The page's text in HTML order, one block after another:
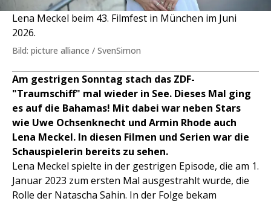
Lena Meckel beim 43. Filmfest in München im Juni
2026.
Bild: picture alliance / SvenSimon
Am gestrigen Sonntag stach das ZDF-
"Traumschiff" mal wieder in See. Dieses Mal ging
es auf die Bahamas! Mit dabei war neben Stars
wie Uwe Ochsenknecht und Armin Rhode auch
Lena Meckel. In diesen Filmen und Serien war die
Schauspielerin bereits zu sehen.
Lena Meckel spielte in der gestrigen Episode, die am 1.
Januar 2023 zum ersten Mal ausgestrahlt wurde, die
Rolle der Natascha Sahin. In der Folge bekam